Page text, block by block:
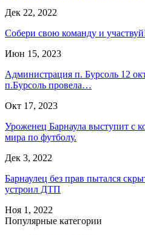
Дек 22, 2022
Собери свою команду и
Июн 15, 2023
Администрация п. Бурсоль 12
п.Бурсоль провела…
Окт 17, 2023
Уроженец Барнаула выступит с
мира по футболу.
Дек 3, 2022
Барнаулец без прав пытался
устроил ДТП
Ноя 1, 2022
Популярные категории